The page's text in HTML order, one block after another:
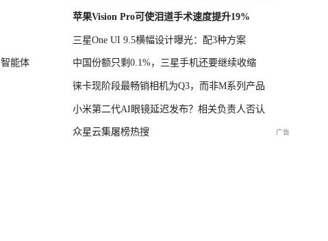
能体
苹果Vision Pro可使泪道手术速度提升19%
三星One UI 9.5横幅设计曝光：配3种方案
中国份额只剩0.1%，三星手机还要继续收缩
徕卡现阶段最畅销相机为Q3，而非M系列产品
小米第二代AI眼镜延迟发布？相关负责人否认
众星云集屠榜热搜